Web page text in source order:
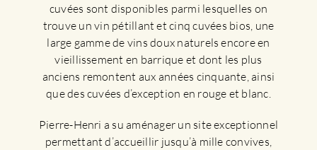
cuvées sont disponibles parmi lesquelles on
trouve un vin pétillant et cinq cuvées bios, une
large gamme de vins doux naturels encore en
vieillissement en barrique et dont les plus
anciens remontent aux années cinquante, ainsi
que des cuvées d’exception en rouge et blanc.
Pierre-Henri a su aménager un site exceptionnel
permettant d’accueillir jusqu’à mille convives,